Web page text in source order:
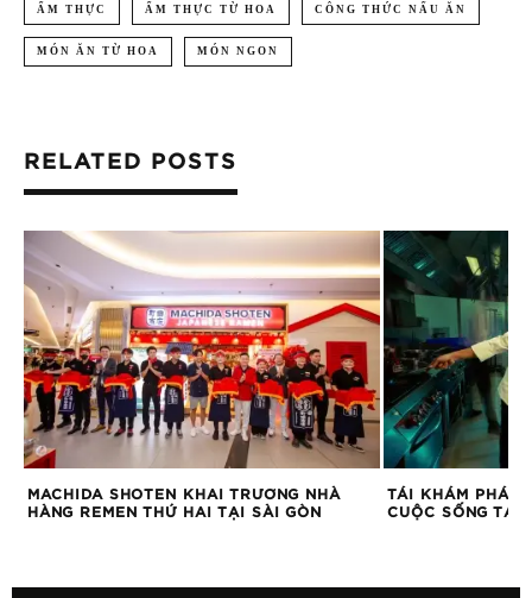
ẨM THỰC ẨM THỰC TỪ HOA CÔNG THỨC NẤU ĂN
MÓN ĂN TỪ HOA MÓN NGON
RELATED POSTS
MACHIDA SHOTEN KHAI TRƯƠNG NHÀ
HÀNG REMEN THỨ HAI TẠI SÀI GÒN
TÁI KHÁM PHÁ
CUỘC SỐNG TẠI